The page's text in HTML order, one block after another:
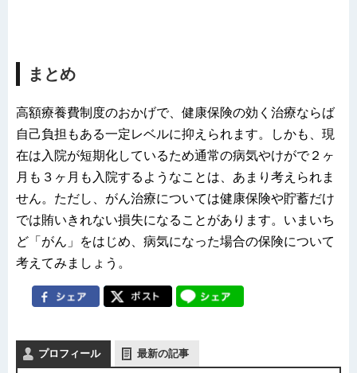
まとめ
高額療養費制度のおかげで、健康保険の効く治療ならば
自己負担もある一定レベルに抑えられます。しかも、現
在は入院が短期化しているため通常の病気やけがで２ヶ
月も３ヶ月も入院するようなことは、あまり考えられま
せん。ただし、がん治療については健康保険や貯蓄だけ
では賄いきれない損失になることがあります。いまいち
ど「がん」をはじめ、病気になった場合の保険について
考えてみましょう。
プロフィール 最新の記事